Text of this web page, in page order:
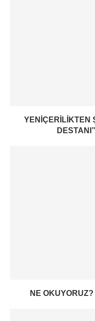
YENIÇERILIKTEN
NE